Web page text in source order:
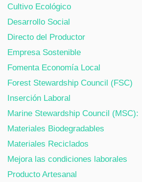
Cultivo Ecológico
Desarrollo Social
Directo del Productor
Empresa Sostenible
Fomenta Economía Local
Forest Stewardship Council (FSC)
Inserción Laboral
Marine Stewardship Council (MSC):
Materiales Biodegradables
Materiales Reciclados
Mejora las condiciones laborales
Producto Artesanal